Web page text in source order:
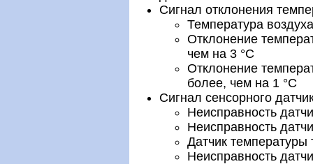
Сигнал отклонения
Температура
Отклонение
чем на 3 °C
Отклонение
более, чем на 1 °C
Сигнал сенсорного
Неисправность
Неисправность
Датчик температуры
Неисправность